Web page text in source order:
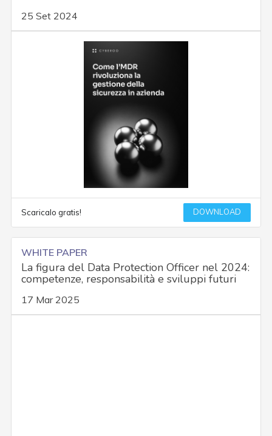
25 Set 2024
Scaricalo gratis! DOWNLOAD
WHITE PAPER
La figura del Data Protection Officer nel 2024:
competenze, responsabilità e sviluppi futuri
17 Mar 2025